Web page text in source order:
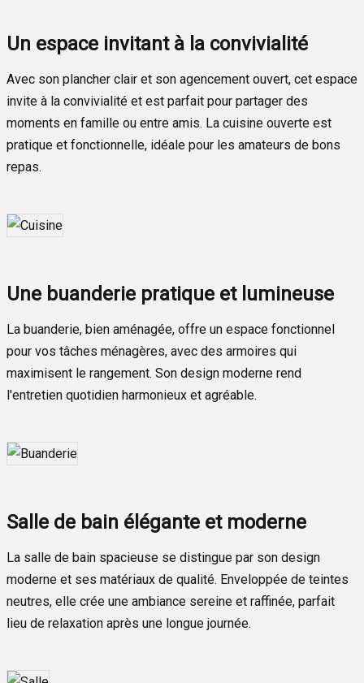
Un espace invitant à la convivialité
Avec son plancher clair et son agencement ouvert, cet espace
invite à la convivialité et est parfait pour partager des
moments en famille ou entre amis. La cuisine ouverte est
pratique et fonctionnelle, idéale pour les amateurs de bons
repas.
Une buanderie pratique et lumineuse
La buanderie, bien aménagée, offre un espace fonctionnel
pour vos tâches ménagères, avec des armoires qui
maximisent le rangement. Son design moderne rend
l'entretien quotidien harmonieux et agréable.
Salle de bain élégante et moderne
La salle de bain spacieuse se distingue par son design
moderne et ses matériaux de qualité. Enveloppée de teintes
neutres, elle crée une ambiance sereine et raffinée, parfait
lieu de relaxation après une longue journée.